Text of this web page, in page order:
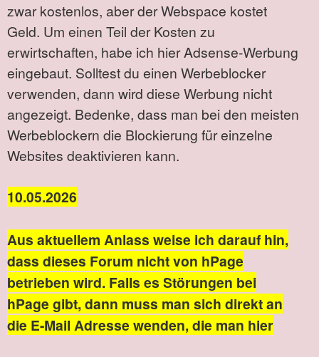
zwar kostenlos, aber der Webspace kostet
Geld. Um einen Teil der Kosten zu
erwirtschaften, habe ich hier Adsense-Werbung
eingebaut. Solltest du einen Werbeblocker
verwenden, dann wird diese Werbung nicht
angezeigt. Bedenke, dass man bei den meisten
Werbeblockern die Blockierung für einzelne
Websites deaktivieren kann.
10.05.2026
Aus aktuellem Anlass weise ich darauf hin,
dass dieses Forum nicht von hPage
betrieben wird. Falls es Störungen bei
hPage gibt, dann muss man sich direkt an
die E-Mail Adresse wenden, die man hier